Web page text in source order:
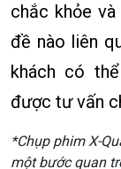
chắc khỏe
đề nào liên
khách có
được tư vấn
*Chụp phim X-
một bước quan